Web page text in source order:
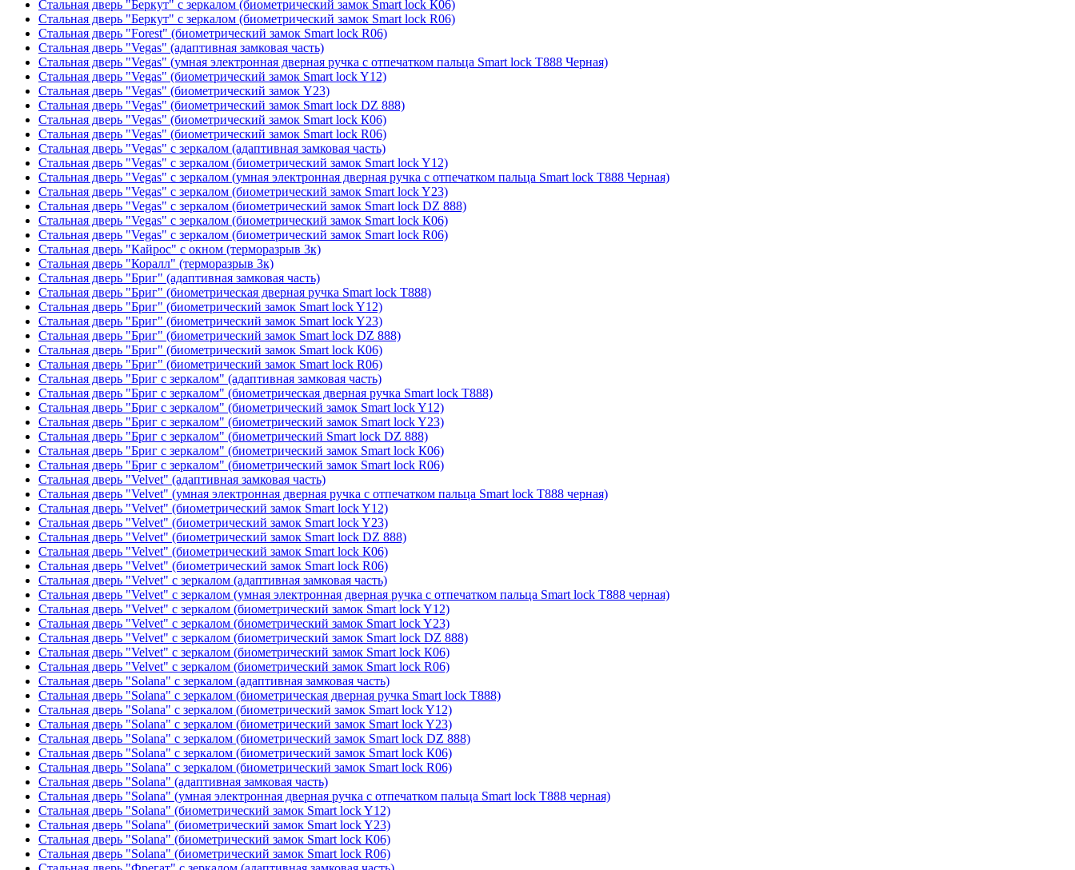
Стальная дверь "Беркут" с зеркалом (биометрический замок Smart lock К06)
Стальная дверь "Беркут" с зеркалом (биометрический замок Smart lock R06)
Стальная дверь "Forest" (биометрический замок Smart lock R06)
Стальная дверь "Vegas" (адаптивная замковая часть)
Стальная дверь "Vegas" (умная электронная дверная ручка с отпечатком пальца Smart lock T888 Черная)
Стальная дверь "Vegas" (биометрический замок Smart lock Y12)
Стальная дверь "Vegas" (биометрический замок Y23)
Стальная дверь "Vegas" (биометрический замок Smart lock DZ 888)
Стальная дверь "Vegas" (биометрический замок Smart lock К06)
Стальная дверь "Vegas" (биометрический замок Smart lock R06)
Стальная дверь "Vegas" с зеркалом (адаптивная замковая часть)
Стальная дверь "Vegas" с зеркалом (биометрический замок Smart lock Y12)
Стальная дверь "Vegas" с зеркалом (умная электронная дверная ручка с отпечатком пальца Smart lock T888 Черная)
Стальная дверь "Vegas" с зеркалом (биометрический замок Smart lock Y23)
Стальная дверь "Vegas" с зеркалом (биометрический замок Smart lock DZ 888)
Стальная дверь "Vegas" с зеркалом (биометрический замок Smart lock К06)
Стальная дверь "Vegas" с зеркалом (биометрический замок Smart lock R06)
Стальная дверь "Кайрос" с окном (терморазрыв 3к)
Стальная дверь "Коралл" (терморазрыв 3к)
Стальная дверь "Бриг" (адаптивная замковая часть)
Стальная дверь "Бриг" (биометрическая дверная ручка Smart lock T888)
Стальная дверь "Бриг" (биометрический замок Smart lock Y12)
Стальная дверь "Бриг" (биометрический замок Smart lock Y23)
Стальная дверь "Бриг" (биометрический замок Smart lock DZ 888)
Стальная дверь "Бриг" (биометрический замок Smart lock К06)
Стальная дверь "Бриг" (биометрический замок Smart lock R06)
Стальная дверь "Бриг с зеркалом" (адаптивная замковая часть)
Стальная дверь "Бриг с зеркалом" (биометрическая дверная ручка Smart lock T888)
Стальная дверь "Бриг с зеркалом" (биометрический замок Smart lock Y12)
Стальная дверь "Бриг с зеркалом" (биометрический замок Smart lock Y23)
Стальная дверь "Бриг с зеркалом" (биометрический Smart lock DZ 888)
Стальная дверь "Бриг с зеркалом" (биометрический замок Smart lock К06)
Стальная дверь "Бриг с зеркалом" (биометрический замок Smart lock R06)
Стальная дверь "Velvet" (адаптивная замковая часть)
Стальная дверь "Velvet" (умная электронная дверная ручка с отпечатком пальца Smart lock T888 черная)
Стальная дверь "Velvet" (биометрический замок Smart lock Y12)
Стальная дверь "Velvet" (биометрический замок Smart lock Y23)
Стальная дверь "Velvet" (биометрический замок Smart lock DZ 888)
Стальная дверь "Velvet" (биометрический замок Smart lock К06)
Стальная дверь "Velvet" (биометрический замок Smart lock R06)
Стальная дверь "Velvet" с зеркалом (адаптивная замковая часть)
Стальная дверь "Velvet" с зеркалом (умная электронная дверная ручка с отпечатком пальца Smart lock T888 черная)
Стальная дверь "Velvet" с зеркалом (биометрический замок Smart lock Y12)
Стальная дверь "Velvet" с зеркалом (биометрический замок Smart lock Y23)
Стальная дверь "Velvet" с зеркалом (биометрический замок Smart lock DZ 888)
Стальная дверь "Velvet" с зеркалом (биометрический замок Smart lock К06)
Стальная дверь "Velvet" с зеркалом (биометрический замок Smart lock R06)
Стальная дверь "Solana" с зеркалом (адаптивная замковая часть)
Стальная дверь "Solana" с зеркалом (биометрическая дверная ручка Smart lock T888)
Стальная дверь "Solana" с зеркалом (биометрический замок Smart lock Y12)
Стальная дверь "Solana" с зеркалом (биометрический замок Smart lock Y23)
Стальная дверь "Solana" с зеркалом (биометрический замок Smart lock DZ 888)
Стальная дверь "Solana" с зеркалом (биометрический замок Smart lock К06)
Стальная дверь "Solana" с зеркалом (биометрический замок Smart lock R06)
Стальная дверь "Solana" (адаптивная замковая часть)
Стальная дверь "Solana" (умная электронная дверная ручка с отпечатком пальца Smart lock T888 черная)
Стальная дверь "Solana" (биометрический замок Smart lock Y12)
Стальная дверь "Solana" (биометрический замок Smart lock Y23)
Стальная дверь "Solana" (биометрический замок Smart lock К06)
Стальная дверь "Solana" (биометрический замок Smart lock R06)